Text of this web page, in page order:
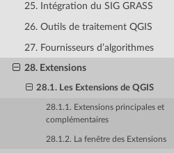
25. Intégration du SIG GRASS
26. Outils de traitement QGIS
27. Fournisseurs d’algorithmes
28. Extensions
28.1. Les Extensions de QGIS
28.1.1. Extensions principales et
complémentaires
28.1.2. La fenêtre des Extensions